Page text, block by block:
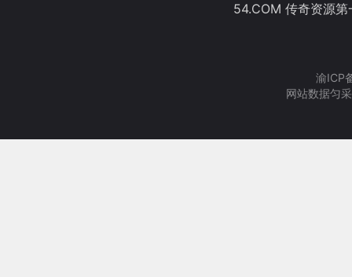
54.COM 传奇资源
渝ICP
网站数据匀